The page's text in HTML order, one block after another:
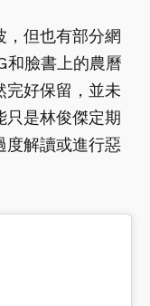
，但也有部分網
和臉書上的農曆
完好保留，並未
只是林俊傑定期
度解讀或進行惡